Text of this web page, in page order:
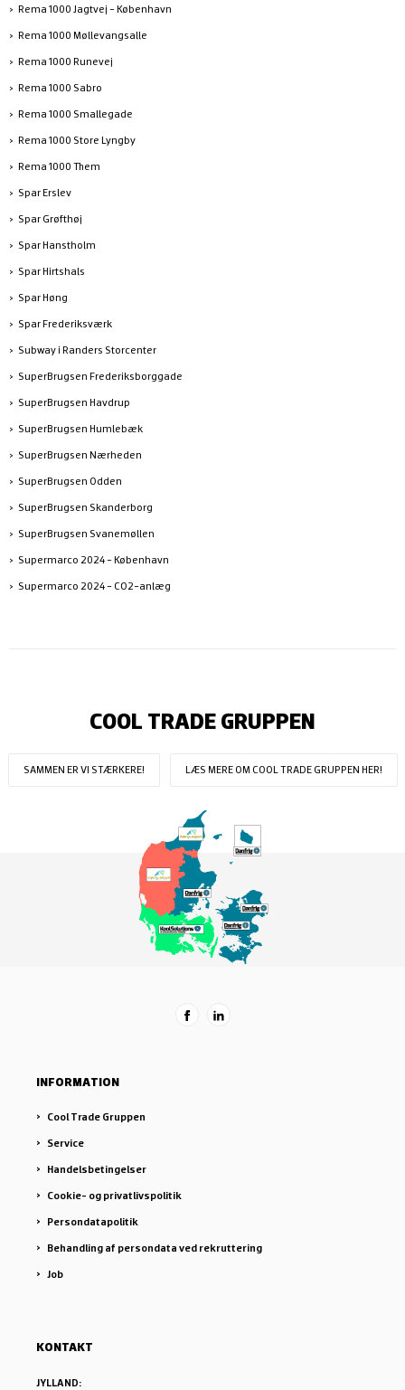
Rema 1000 Jagtvej - København
Rema 1000 Møllevangsalle
Rema 1000 Runevej
Rema 1000 Sabro
Rema 1000 Smallegade
Rema 1000 Store Lyngby
Rema 1000 Them
Spar Erslev
Spar Grøfthøj
Spar Hanstholm
Spar Hirtshals
Spar Høng
Spar Frederiksværk
Subway i Randers Storcenter
SuperBrugsen Frederiksborggade
SuperBrugsen Havdrup
SuperBrugsen Humlebæk
SuperBrugsen Nærheden
SuperBrugsen Odden
SuperBrugsen Skanderborg
SuperBrugsen Svanemøllen
Supermarco 2024 - København
Supermarco 2024 - CO2-anlæg
COOL TRADE GRUPPEN
SAMMEN ER VI STÆRKERE! LÆS MERE OM COOL TRADE GRUPPEN HER!
INFORMATION
Cool Trade Gruppen
Service
Handelsbetingelser
Cookie- og privatlivspolitik
Persondatapolitik
Behandling af persondata ved rekruttering
Job
KONTAKT
JYLLAND: